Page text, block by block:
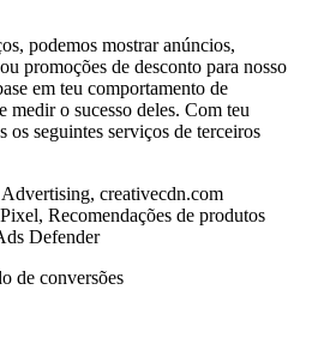
podemos mostrar anúncios,
promoções de desconto para nosso
em teu comportamento de
medir o sucesso deles. Com teu
os seguintes serviços de terceiros
creativecdn.com
Recomendações de produtos
Defender
de conversões